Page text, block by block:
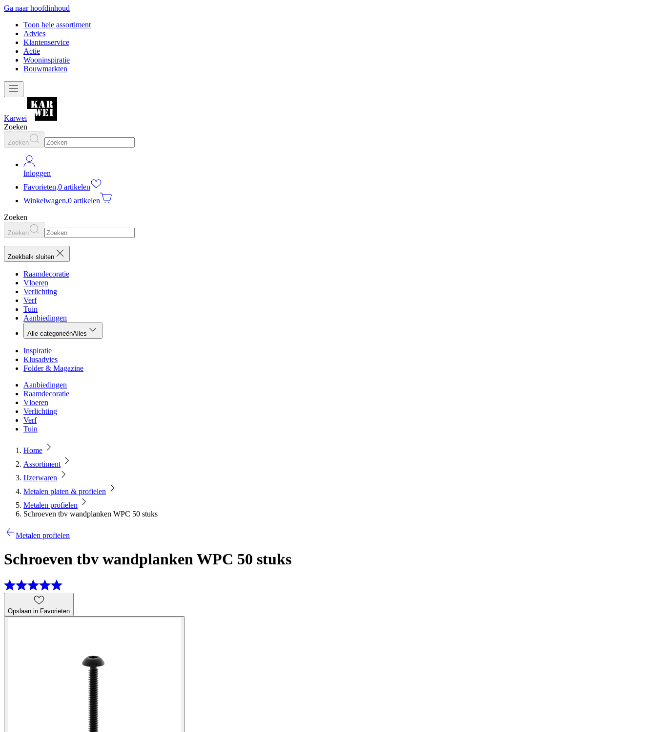
Ga naar hoofdinhoud
Toon hele assortiment
Advies
Klantenservice
Actie
Wooninspiratie
Bouwmarkten
Karwei
Zoeken
Zoeken
Inloggen
Favorieten,0 artikelen
Winkelwagen,0 artikelen
Zoeken
Zoeken
Zoekbalk sluiten
Raamdecoratie
Vloeren
Verlichting
Verf
Tuin
Aanbiedingen
Alle categorieënAlles
Inspiratie
Klusadvies
Folder & Magazine
Aanbiedingen
Raamdecoratie
Vloeren
Verlichting
Verf
Tuin
Home
Assortiment
IJzerwaren
Metalen platen & profielen
Metalen profielen
Schroeven tbv wandplanken WPC 50 stuks
Metalen profielen
Schroeven tbv wandplanken WPC 50 stuks
Opslaan in Favorieten